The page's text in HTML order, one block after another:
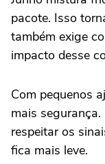
pacote. Isso
também exige
impacto desse
Com pequenos
mais
respeitar os
fica mais leve.